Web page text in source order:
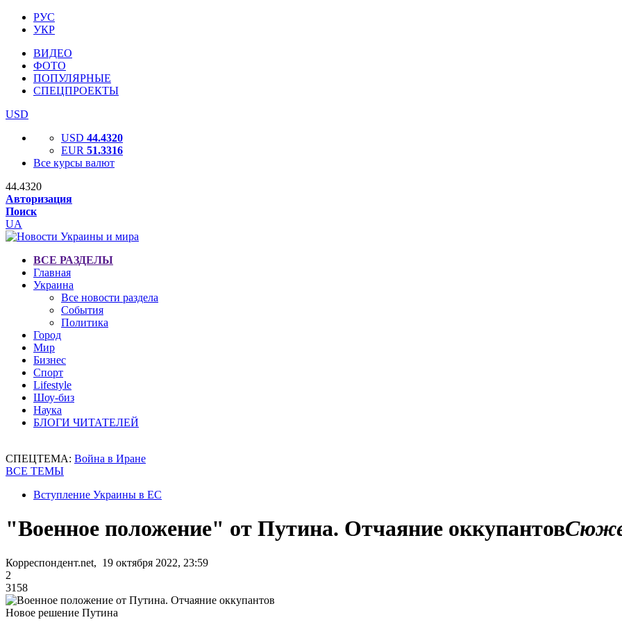
РУС
УКР
ВИДЕО
ФОТО
ПОПУЛЯРНЫЕ
СПЕЦПРОЕКТЫ
USD
USD 44.4320
EUR 51.3316
Все курсы валют
44.4320
Авторизация
Поиск
UA
ВСЕ РАЗДЕЛЫ
Главная
Украина
Все новости раздела
События
Политика
Город
Мир
Бизнес
Спорт
Lifestyle
Шоу-биз
Наука
БЛОГИ ЧИТАТЕЛЕЙ
СПЕЦТЕМА: Война в Иране
ВСЕ ТЕМЫ
Вступление Украины в ЕС
"Военное положение" от Путина. Отчаяние оккупантов
Корреспондент.net, 19 октября 2022, 23:59
2
3158
Новое решение Путина